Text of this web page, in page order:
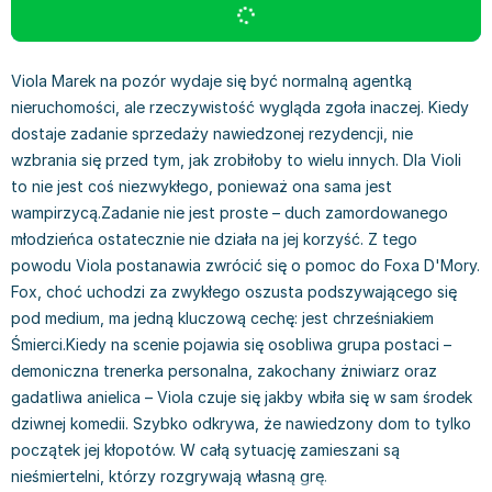
Książki: Prawo konstytucyjne
Książki: Prawo międzynarodowe
Książki: Prawo - orzecznictwo
Książki: Prawo pracy
Książki: Prawo Unii Europejskiej
Teksty aktów prawnych
Książki medyczne i naukowe
Chemia - książki
Książki o fizyce i astronomii
Geografia - książki
Inne
Książki do matematyki
Książki medyczne
Książki do nauk przyrodniczych
Technika, inżynieria, technologia - książki, podręczniki -
nauki ścisłe
Książki do nauk społecznych i humanistycznych
Książki: Historia sztuki
Książki o architekturze
Książki: Sztuka użytkowa
Książki: Sztuki wizualne
Inne
Książki: bajki dla dzieci 3-5 lat
Kolorowanki i książki do naklejania 3-5 lat
Książki do nauki języków obcych 3-5 lat
Książki do nauki pisania i liczenia 3-5 lat
Książki grające, z puzzlami i magnesami 3-5 lat
Kreatywne i aktywizujące książki dla dzieci 3-5 lat
Poznawanie świata dla dzieci 3-5 lat - książki
Książki o zainteresowaniach dla dzieci 3-5 lat
Książki dla dzieci 6-8 lat
Książki do nauki czytania 6-8 lat
Książki do nauki języków obcych 6-8 lat
Książki do nauki pisania i liczenia 6-8 lat
Kreatywne i aktywizujące książki dla dzieci 6-8 lat
Literatura dla dzieci 6-8 lat
Poznawanie świata dla dzieci 6-8 lat - książki
Książki o zainteresowaniach dla dzieci 6-8 lat
Kuchnia i diety - książki
Autorskie książki kucharskie
Ciasta, desery, wypieki - książki
Diety, zdrowe żywienie - książki
Książki kucharskie
Kuchnia polska - książki
Napoje - książki
Książki: Poradniki
Inne
Książki: Dom, ogród - poradniki
Książki: Hobby - poradniki
Książki: Moda, uroda, savoir vivre - poradniki
Książki pamiątkowe
Pozostałe książki
Andrzej Sapkowski
Stephenie Meyer
Robert Ludlum
Maria Czubaszek
Nora Roberts
Mario Vargas Llosa
Katarzyna Grochola
Ewa Nowak
Robin Cook
Carlos Ruiz Zafon
Konrad Gaca
Jerzy Zięba
Dorota Terakowska
Abbi Glines
Alfred Szklarski
Viola Marek na pozór wydaje się być normalną agentką
nieruchomości, ale rzeczywistość wygląda zgoła inaczej. Kiedy
dostaje zadanie sprzedaży nawiedzonej rezydencji, nie
wzbrania się przed tym, jak zrobiłoby to wielu innych. Dla Violi
to nie jest coś niezwykłego, ponieważ ona sama jest
wampirzycą.Zadanie nie jest proste – duch zamordowanego
młodzieńca ostatecznie nie działa na jej korzyść. Z tego
powodu Viola postanawia zwrócić się o pomoc do Foxa D'Mory.
Fox, choć uchodzi za zwykłego oszusta podszywającego się
pod medium, ma jedną kluczową cechę: jest chrześniakiem
Śmierci.Kiedy na scenie pojawia się osobliwa grupa postaci –
demoniczna trenerka personalna, zakochany żniwiarz oraz
gadatliwa anielica – Viola czuje się jakby wbiła się w sam środek
dziwnej komedii. Szybko odkrywa, że nawiedzony dom to tylko
początek jej kłopotów. W całą sytuację zamieszani są
nieśmiertelni, którzy rozgrywają własną grę.